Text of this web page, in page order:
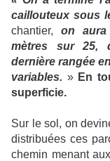
caillouteux sous
chantier, on
mètres sur 25,
dernière rangée
variables. » En
superficie.
Sur le sol, on
distribuées ces
chemin menant